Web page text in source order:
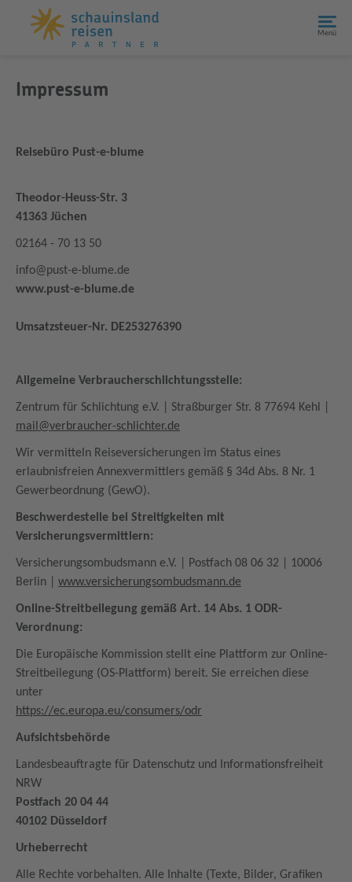
Menü
Impressum
Reisebüro Pust-e-blume
Theodor-Heuss-Str. 3
41363 Jüchen
02164 - 70 13 50
info@pust-e-blume.de
www.pust-e-blume.de
Umsatzsteuer-Nr. DE253276390
Allgemeine Verbraucherschlichtungsstelle:
Zentrum für Schlichtung e.V. | Straßburger Str. 8 77694 Kehl |
mail@verbraucher-schlichter.de
Wir vermitteln Reiseversicherungen im Status eines
erlaubnisfreien Annexvermittlers gemäß § 34d Abs. 8 Nr. 1
Gewerbeordnung (GewO).
Beschwerdestelle bei Streitigkeiten mit
Versicherungsvermittlern:
Versicherungsombudsmann e.V. | Postfach 08 06 32 | 10006
Berlin | www.versicherungsombudsmann.de
Online-Streitbeilegung gemäß Art. 14 Abs. 1 ODR-
Verordnung:
Die Europäische Kommission stellt eine Plattform zur Online-
Streitbeilegung (OS-Plattform) bereit. Sie erreichen diese
unter
https://ec.europa.eu/consumers/odr
Aufsichtsbehörde
Landesbeauftragte für Datenschutz und Informationsfreiheit
NRW
Postfach 20 04 44
40102 Düsseldorf
Urheberrecht
Alle Rechte vorbehalten. Alle Inhalte (Texte, Bilder, Grafiken